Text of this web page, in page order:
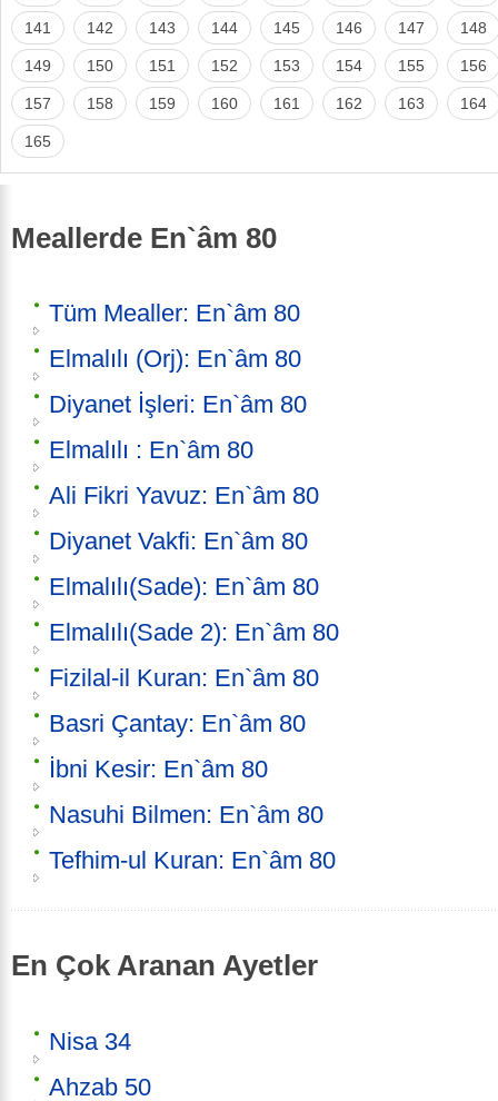
141 142 143 144 145 146 147 148
149 150 151 152 153 154 155 156
157 158 159 160 161 162 163 164
165
Meallerde En`âm 80
Tüm Mealler: En`âm 80
Elmalılı (Orj): En`âm 80
Diyanet İşleri: En`âm 80
Elmalılı : En`âm 80
Ali Fikri Yavuz: En`âm 80
Diyanet Vakfi: En`âm 80
Elmalılı(Sade): En`âm 80
Elmalılı(Sade 2): En`âm 80
Fizilal-il Kuran: En`âm 80
Basri Çantay: En`âm 80
İbni Kesir: En`âm 80
Nasuhi Bilmen: En`âm 80
Tefhim-ul Kuran: En`âm 80
En Çok Aranan Ayetler
Nisa 34
Ahzab 50